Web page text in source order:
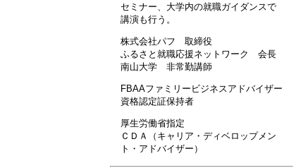
セミナー、大学内の就職ガイダンスで
講演も行う。
株式会社パフ 取締役
ふるさと就職応援ネットワーク 会長
南山大学 非常勤講師
FBAAファミリービジネスアドバイザー
資格認定証保持者
厚生労働省指定
ＣＤＡ（キャリア・ディベロップメン
ト・アドバイザー）